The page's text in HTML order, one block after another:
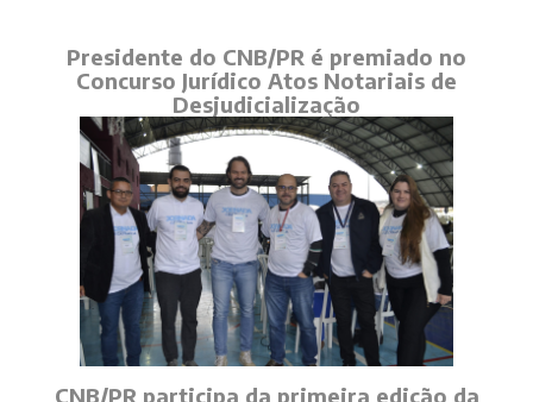
Presidente do CNB/PR é premiado no
Concurso Jurídico Atos Notariais de
Desjudicialização
CNB/PR participa da primeira edição da